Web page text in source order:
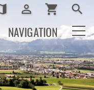
Login
person_outline shopping_cart search
NAVIGATION